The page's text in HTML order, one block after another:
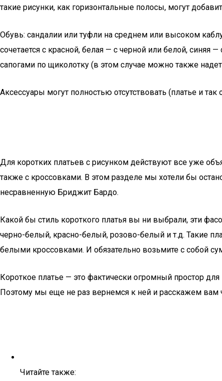
такие рисунки, как горизонтальные полосы, могут
Обувь: сандалии или туфли на среднем или высоком
сочетается с красной, белая — с черной или белой,
сапогами по щиколотку (в этом случае можно также
Аксессуары могут полностью отсутствовать (платье и
Для коротких платьев с рисунком действуют все уже
также с кроссовками. В этом разделе мы хотели бы
несравненную Бриджит Бардо.
Какой бы стиль короткого платья вы ни выбрали, эти
черно-белый, красно-белый, розово-белый и т.д. Такие
белыми кроссовками. И обязательно возьмите с собой
Короткое платье — это фактически огромный простор
Поэтому мы еще не раз вернемся к ней и расскажем
Читайте также: